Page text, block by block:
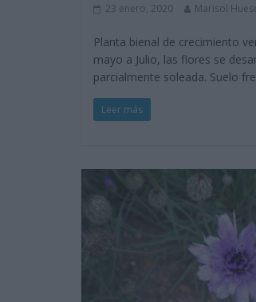
23 enero, 2020 Marisol
Planta bienal de crecimiento
mayo a Julio, las flores se
parcialmente soleada. Suelo
Leer más